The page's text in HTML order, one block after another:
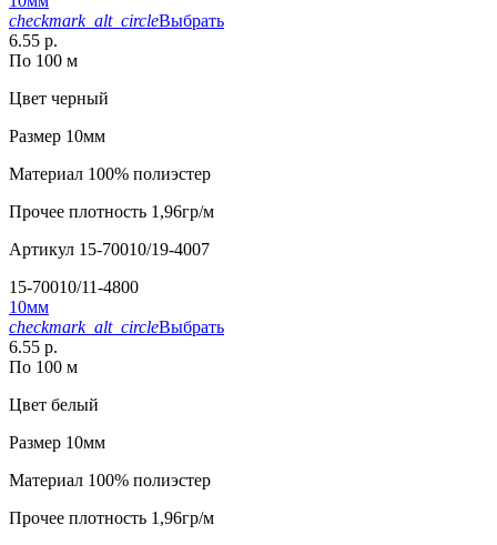
checkmark_alt_circleВыбрать
6.55 р.
По 100 м
Цвет черный
Размер 10мм
Материал 100% полиэстер
Прочее плотность 1,96гр/м
Артикул 15-70010/19-4007
15-70010/11-4800
10мм
checkmark_alt_circleВыбрать
6.55 р.
По 100 м
Цвет белый
Размер 10мм
Материал 100% полиэстер
Прочее плотность 1,96гр/м